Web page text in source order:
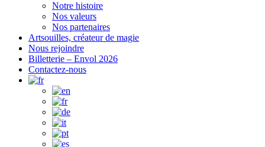
Notre histoire
Nos valeurs
Nos partenaires
Artsouilles, créateur de magie
Nous rejoindre
Billetterie – Envol 2026
Contactez-nous